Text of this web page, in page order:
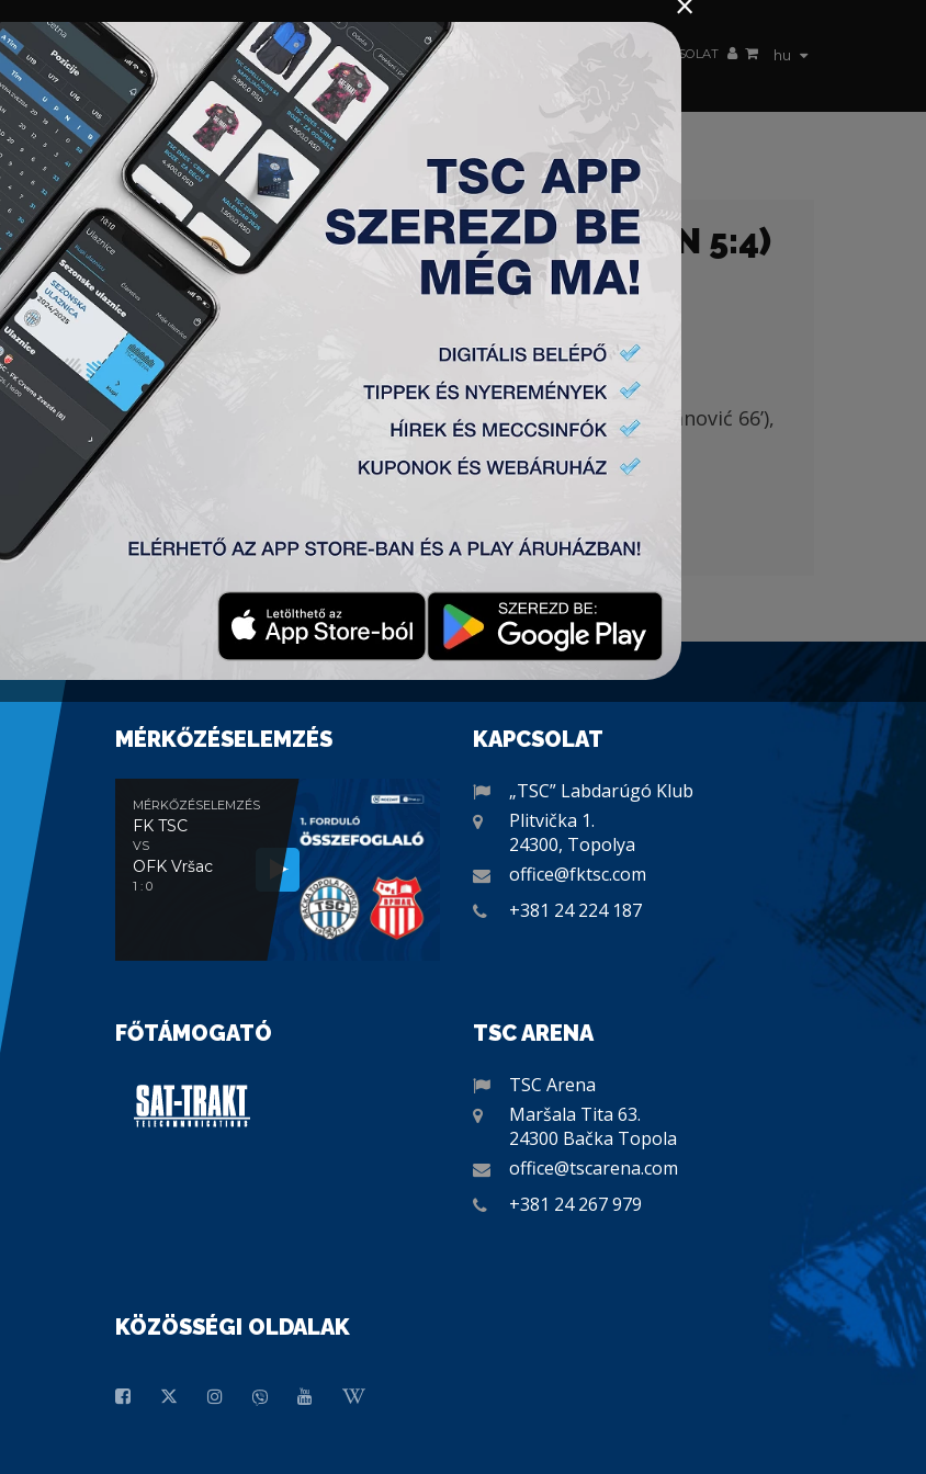
hu
CSAPAT TAGSÁG JEGYEK AKKREDITÁCIÓ KLUB AKADÉMIA NŐI CSAPAT KAPCSOLAT
FK SMEDEREVO 1924 – FK TSC 1:1 ( PEN 5:4)
1:1 (pen 5:4)
ć 69′)– Sós (Ćirković 46′), Kuveljić ( 66‘), Vulić 67, Milosavljević (Jovanović 66’),
MÉRKŐZÉSELEMZÉS
MÉRKŐZÉSELEMZÉS
FK TSC
VS
OFK Vršac
1 : 0
KAPCSOLAT
„TSC” Labdarúgó Klub
Plitvička 1.
24300, Topolya
office@fktsc.com
+381 24 224 187
FŐTÁMOGATÓ TSC ARENA
TSC Arena
Maršala Tita 63.
24300 Bačka Topola
office@tscarena.com
+381 24 267 979
KÖZÖSSÉGI OLDALAK